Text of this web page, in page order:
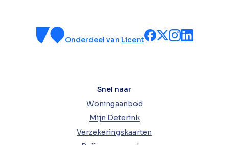
Onderdeel van Licent
Snel naar
Woningaanbod
Mijn Deterink
Verzekeringskaarten